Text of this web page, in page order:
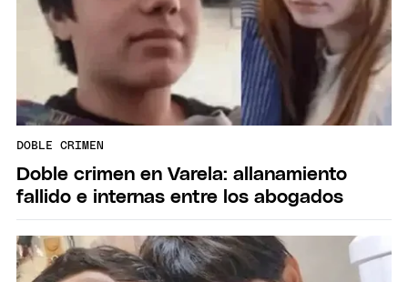
DOBLE CRIMEN
Doble crimen en Varela: allanamiento
fallido e internas entre los abogados